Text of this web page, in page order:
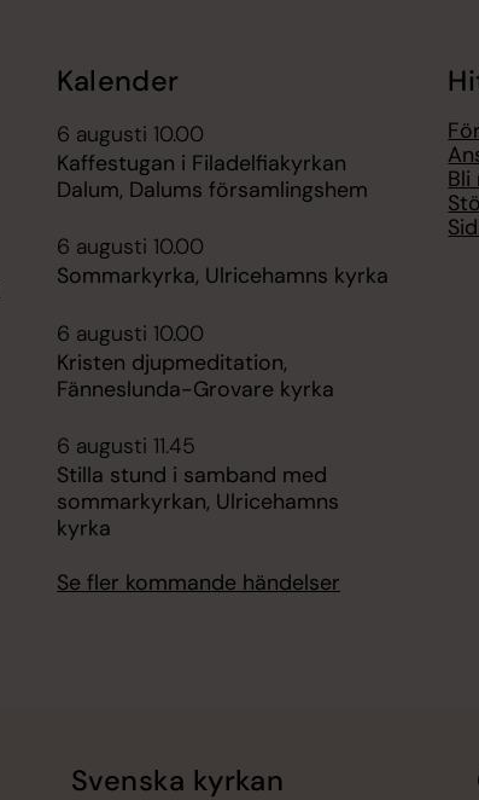
Kalender
6 augusti 10.00
Kaffestugan i Filadelfiakyrkan
Dalum, Dalums församlingshem
6 augusti 10.00
Sommarkyrka, Ulricehamns kyrka
6 augusti 10.00
Kristen djupmeditation,
Fänneslunda-Grovare kyrka
6 augusti 11.45
Stilla stund i samband med
sommarkyrkan, Ulricehamns
kyrka
Se fler kommande händelser
Bli
Svenska kyrkan